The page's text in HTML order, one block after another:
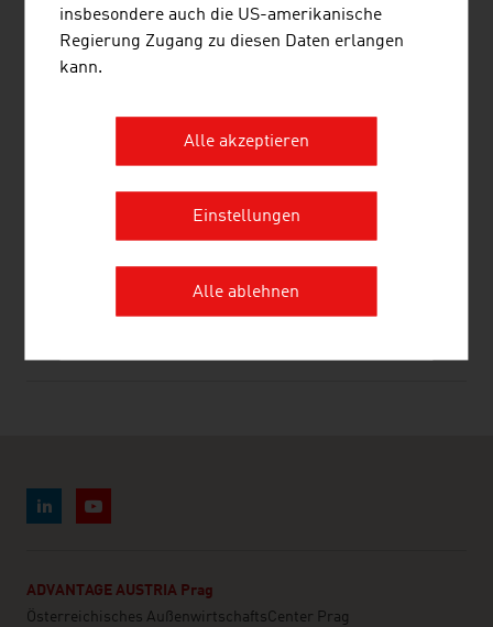
HOCHBAU/BAUSTOFFE
URBAN TECHNOLOGIES
ENERGIEEFFIZIENZ/GREEN BUILDING
ELEKTRO/ELEKTRONIK/MECHATRONIK
REAL ESTATE/IMMOBILIENMANAGEMENT
ADVANTAGE AUSTRIA Prag
Österreichisches AußenwirtschaftsCenter Prag
insbesondere auch die US-amerikanische
Regierung Zugang zu diesen Daten erlangen
kann.
Alle akzeptieren
Einstellungen
Alle ablehnen